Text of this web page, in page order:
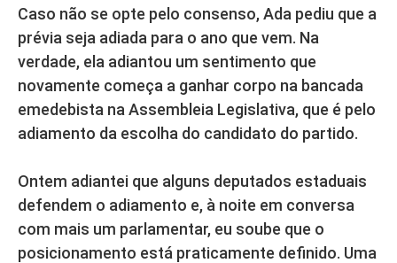
Caso não se opte pelo consenso, Ada pediu que a
prévia seja adiada para o ano que vem. Na
verdade, ela adiantou um sentimento que
novamente começa a ganhar corpo na bancada
emedebista na Assembleia Legislativa, que é pelo
adiamento da escolha do candidato do partido.
Ontem adiantei que alguns deputados estaduais
defendem o adiamento e, à noite em conversa
com mais um parlamentar, eu soube que o
posicionamento está praticamente definido. Uma